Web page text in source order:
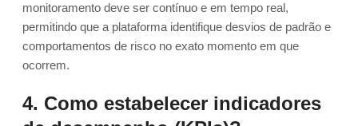
monitoramento deve ser contínuo e em tempo real,
permitindo que a plataforma identifique desvios de padrão e
comportamentos de risco no exato momento em que
ocorrem.
4. Como estabelecer indicadores